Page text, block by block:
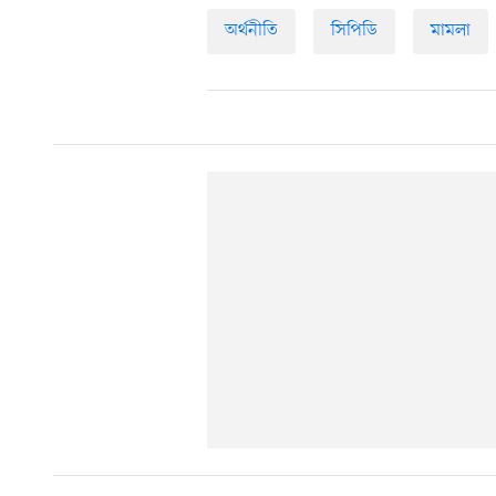
অর্থনীতি সিপিডি মামলা